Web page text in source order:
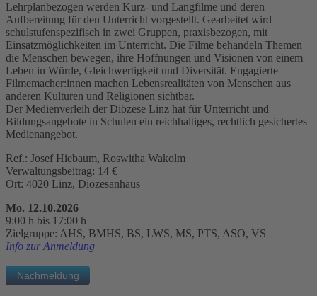
Lehrplanbezogen werden Kurz- und Langfilme und deren
Aufbereitung für den Unterricht vorgestellt. Gearbeitet wird
schulstufenspezifisch in zwei Gruppen, praxisbezogen, mit
Einsatzmöglichkeiten im Unterricht. Die Filme behandeln Themen
die Menschen bewegen, ihre Hoffnungen und Visionen von einem
Leben in Würde, Gleichwertigkeit und Diversität. Engagierte
Filmemacher:innen machen Lebensrealitäten von Menschen aus
anderen Kulturen und Religionen sichtbar.
Der Medienverleih der Diözese Linz hat für Unterricht und
Bildungsangebote in Schulen ein reichhaltiges, rechtlich gesichertes
Medienangebot.
Ref.: Josef Hiebaum, Roswitha Wakolm
Verwaltungsbeitrag: 14 €
Ort: 4020 Linz, Diözesanhaus
Mo. 12.10.2026
9:00 h bis 17:00 h
Zielgruppe: AHS, BMHS, BS, LWS, MS, PTS, ASO, VS
Info zur Anmeldung